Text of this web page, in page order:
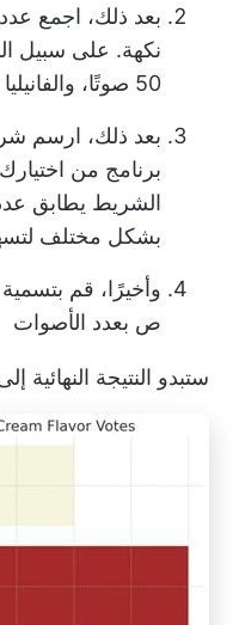
بعد ذلك، اجمع
نكهة. على سبيل
50 صوتًا، والفانيليا على 30 صوتًا
بعد ذلك، ارسم
برنامج من
الشريط يطابق
بشكل مختلف
وأخيرًا، قم
ص بعدد الأصوات
ستبدو النتيجة النهائية